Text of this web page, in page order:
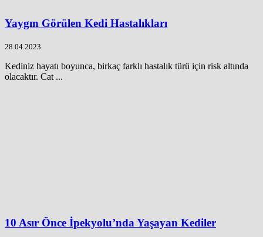
Yaygın Görülen Kedi Hastalıkları
28.04.2023
Kediniz hayatı boyunca, birkaç farklı hastalık türü için risk altında
olacaktır. Cat ...
10 Asır Önce İpekyolu’nda Yaşayan Kediler